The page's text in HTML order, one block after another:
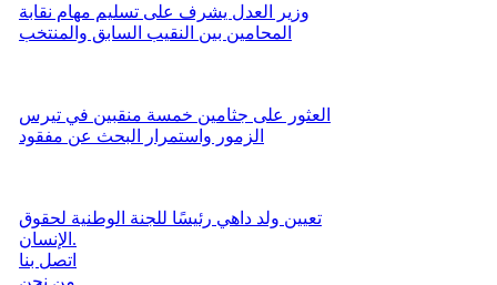
وزير العدل يشرف على تسليم مهام نقابة
المحامين بين النقيب السابق والمنتخب
العثور على جثامين خمسة منقبين في تيرس
الزمور واستمرار البحث عن مفقود
تعيين ولد داهي رئيسًا للجنة الوطنية لحقوق
الإنسان.
اتصل بنا
من نحن